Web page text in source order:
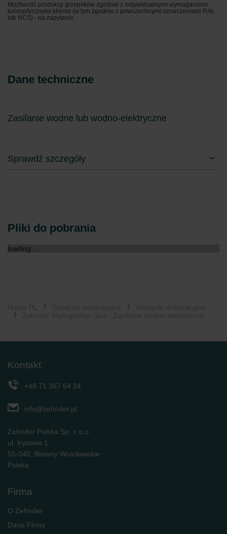
Zehnder Group Italia S.r.l.: Privacy
Zehnder Group İç Mekan İklimlendirme Sanayi ve Ticaret
danych Zehnder
Możliwość produkcji grzejników zgodnie z indywidualnymi wymaganiami
kolorystycznymi klienta (w tym zgodnie z powszechnymi oznaczeniami RAL
lub NCS) - na zapytanie.
Dane techniczne
Zasilanie wodne lub wodno-elektryczne
Sprawdź szczegóły
Pliki do pobrania
loading...
Kontakt
+48 71 367 64 24
info@zehnder.pl
Zehnder Polska Sp. z o.o.
ul. Irysowa 1
55-040, Bielany Wrocławskie
Polska
Firma
O Zehnder
Dane Firmy